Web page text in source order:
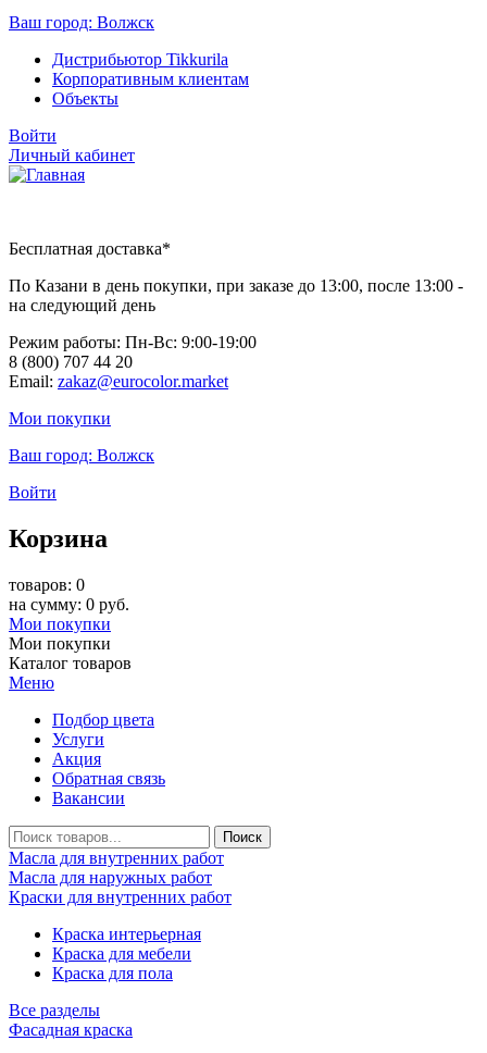
Ваш город: Волжск
Дистрибьютор Tikkurila
Корпоративным клиентам
Объекты
Войти
Личный кабинет
Бесплатная доставка*
По Казани в день покупки, при заказе до 13:00, после 13:00 -
на следующий день
Режим работы: Пн-Вc: 9:00-19:00
8 (800) 707 44 20
Email: zakaz@eurocolor.market
Мои покупки
Ваш город: Волжск
Войти
Корзина
товаров: 0
на сумму: 0 руб.
Мои покупки
Мои покупки
Каталог товаров
Меню
Подбор цвета
Услуги
Акция
Обратная связь
Вакансии
Масла для внутренних работ
Масла для наружных работ
Краски для внутренних работ
Краска интерьерная
Краска для мебели
Краска для пола
Все разделы
Фасадная краска